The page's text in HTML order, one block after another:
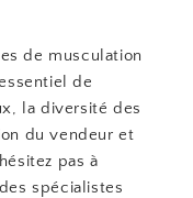
de musculation
de
la diversité des
du vendeur et
pas à
spécialistes